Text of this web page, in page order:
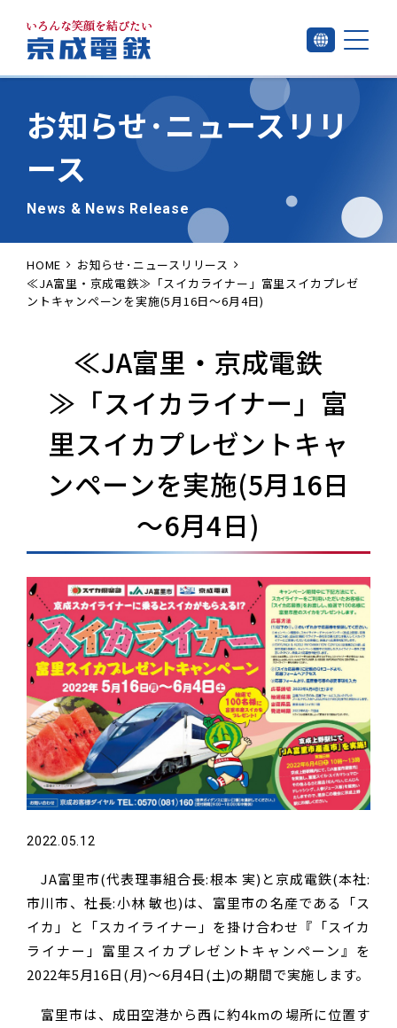
お知らせ･ニュースリリ
ース
News & News Release
HOME
お知らせ･ニュースリリース
≪JA富里・京成電鉄≫「スイカライナー」富里スイカプレゼ
ントキャンペーンを実施(5月16日～6月4日)
≪JA富里・京成電鉄
≫「スイカライナー」富
里スイカプレゼントキャ
ンペーンを実施(5月16日
～6月4日)
2022.05.12
JA富里市(代表理事組合長:根本 実)と京成電鉄(本社:
市川市、社長:小林 敏也)は、富里市の名産である「ス
イカ」と「スカイライナー」を掛け合わせ『「スイカ
ライナー」富里スイカプレゼントキャンペーン』を
2022年5月16日(月)～6月4日(土)の期間で実施します。
富里市は、成田空港から西に約4kmの場所に位置す